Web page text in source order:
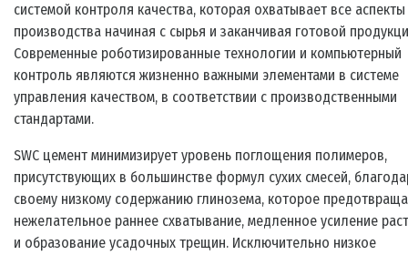
системой контроля качества, которая охватывает все аспекты
производства начиная с сырья и заканчивая готовой
Современные роботизированные технологии и компьютерный
контроль являются жизненно важными элементами в системе
управления качеством, в соответствии с производственными
стандартами.
SWC цемент минимизирует уровень поглощения полимеров,
присутствующих в большинстве формул сухих смесей,
своему низкому содержанию глинозема, которое
нежелательное раннее схватывание, медленное усиление
и образование усадочных трещин. Исключительно низкое